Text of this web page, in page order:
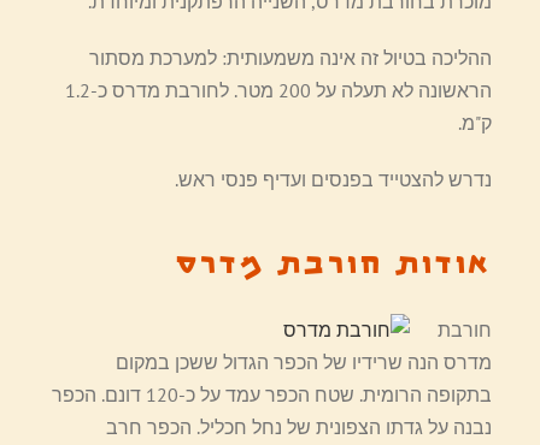
ההליכה בטיול זה אינה משמעותית: למערכת מסתור
הראשונה לא תעלה על 200 מטר. לחורבת מדרס כ-1.2
ק"מ.
נדרש להצטייד בפנסים ועדיף פנסי ראש.
אודות חורבת מדרס
חורבת
מדרס הנה שרידיו של הכפר הגדול ששכן במקום
בתקופה הרומית. שטח הכפר עמד על כ-120 דונם. הכפר
נבנה על גדתו הצפונית של נחל חכליל. הכפר חרב